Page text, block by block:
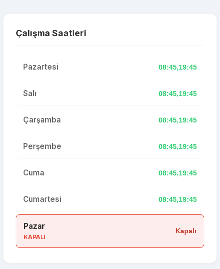
Çalışma Saatleri
Pazartesi 08:45,19:45
Salı 08:45,19:45
Çarşamba 08:45,19:45
Perşembe 08:45,19:45
Cuma 08:45,19:45
Cumartesi 08:45,19:45
Pazar
KAPALI
Kapalı